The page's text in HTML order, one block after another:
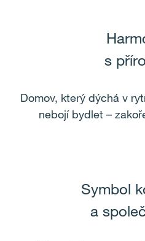
s
Domov, který dýchá v
nebojí bydlet –
Symbol
a